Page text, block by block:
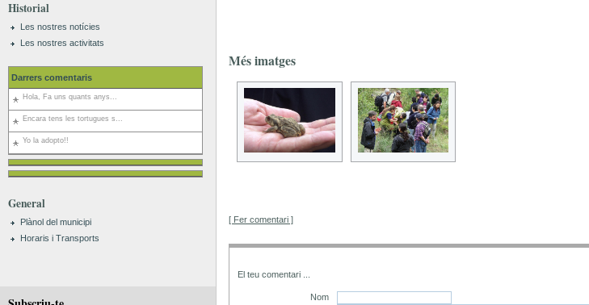
Historial
Les nostres notícies
Les nostres activitats
Darrers comentaris
Hola, Fa uns quants anys...
Encara tens les tortugues s...
Yo la adopto!!
General
Plànol del municipi
Horaris i Transports
Més imatges
[ Fer comentari ]
El teu comentari
Nom